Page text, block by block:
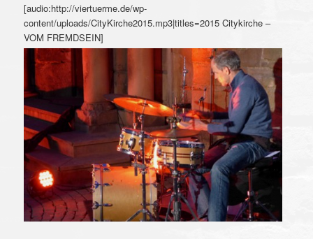
[audio:http://viertuerme.de/wp-
content/uploads/CityKirche2015.mp3|titles=2015 Citykirche –
VOM FREMDSEIN]